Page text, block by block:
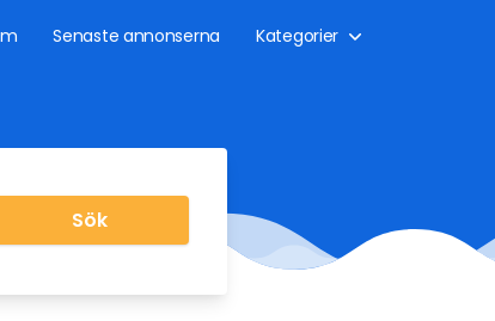
Senaste annonserna Kategorier
Sök